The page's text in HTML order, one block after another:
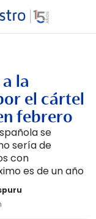
la
el cártel
febrero
se
sería de
con
es de un año